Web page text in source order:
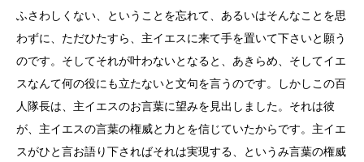
ふさわしくない、ということを忘れて、あるいはそんなことを思
わずに、ただひたすら、主イエスに来て手を置いて下さいと願う
のです。そしてそれが叶わないとなると、あきらめ、そしてイエ
スなんて何の役にも立たないと文句を言うのです。しかしこの百
人隊長は、主イエスのお言葉に望みを見出しました。それは彼
が、主イエスの言葉の権威と力とを信じていたからです。主イエ
スがひと言お語り下さればそれは実現する、というみ言葉の権威